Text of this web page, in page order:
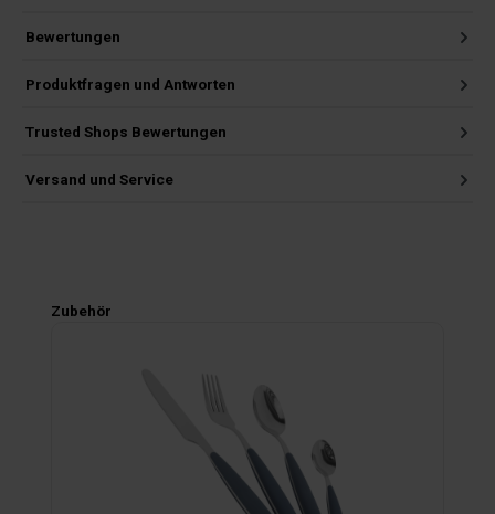
Bewertungen
Produktfragen und Antworten
Trusted Shops Bewertungen
Versand und Service
Produktgalerie überspringen
Zubehör